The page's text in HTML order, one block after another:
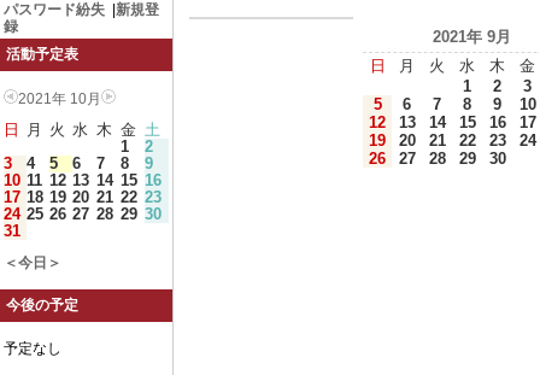
パスワード紛失
新規登
録
活動予定表
2021年 10月
日 月 火 水 木 金 土
1
2
3
4 5 6 7 8
9
10 11 12 13 14 15 16
17 18 19 20 21 22 23
24 25 26 27 28 29 30
31
＜今日＞
今後の予定
予定なし
2021年 9月
日
月 火 水 木
金
1
2
3
5
6 7 8 9
10
12
13 14 15 16
17
19
20 21 22 23
24
26
27 28 29 30